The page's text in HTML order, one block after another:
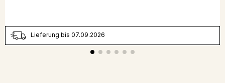
Lieferung bis 07.09.2026